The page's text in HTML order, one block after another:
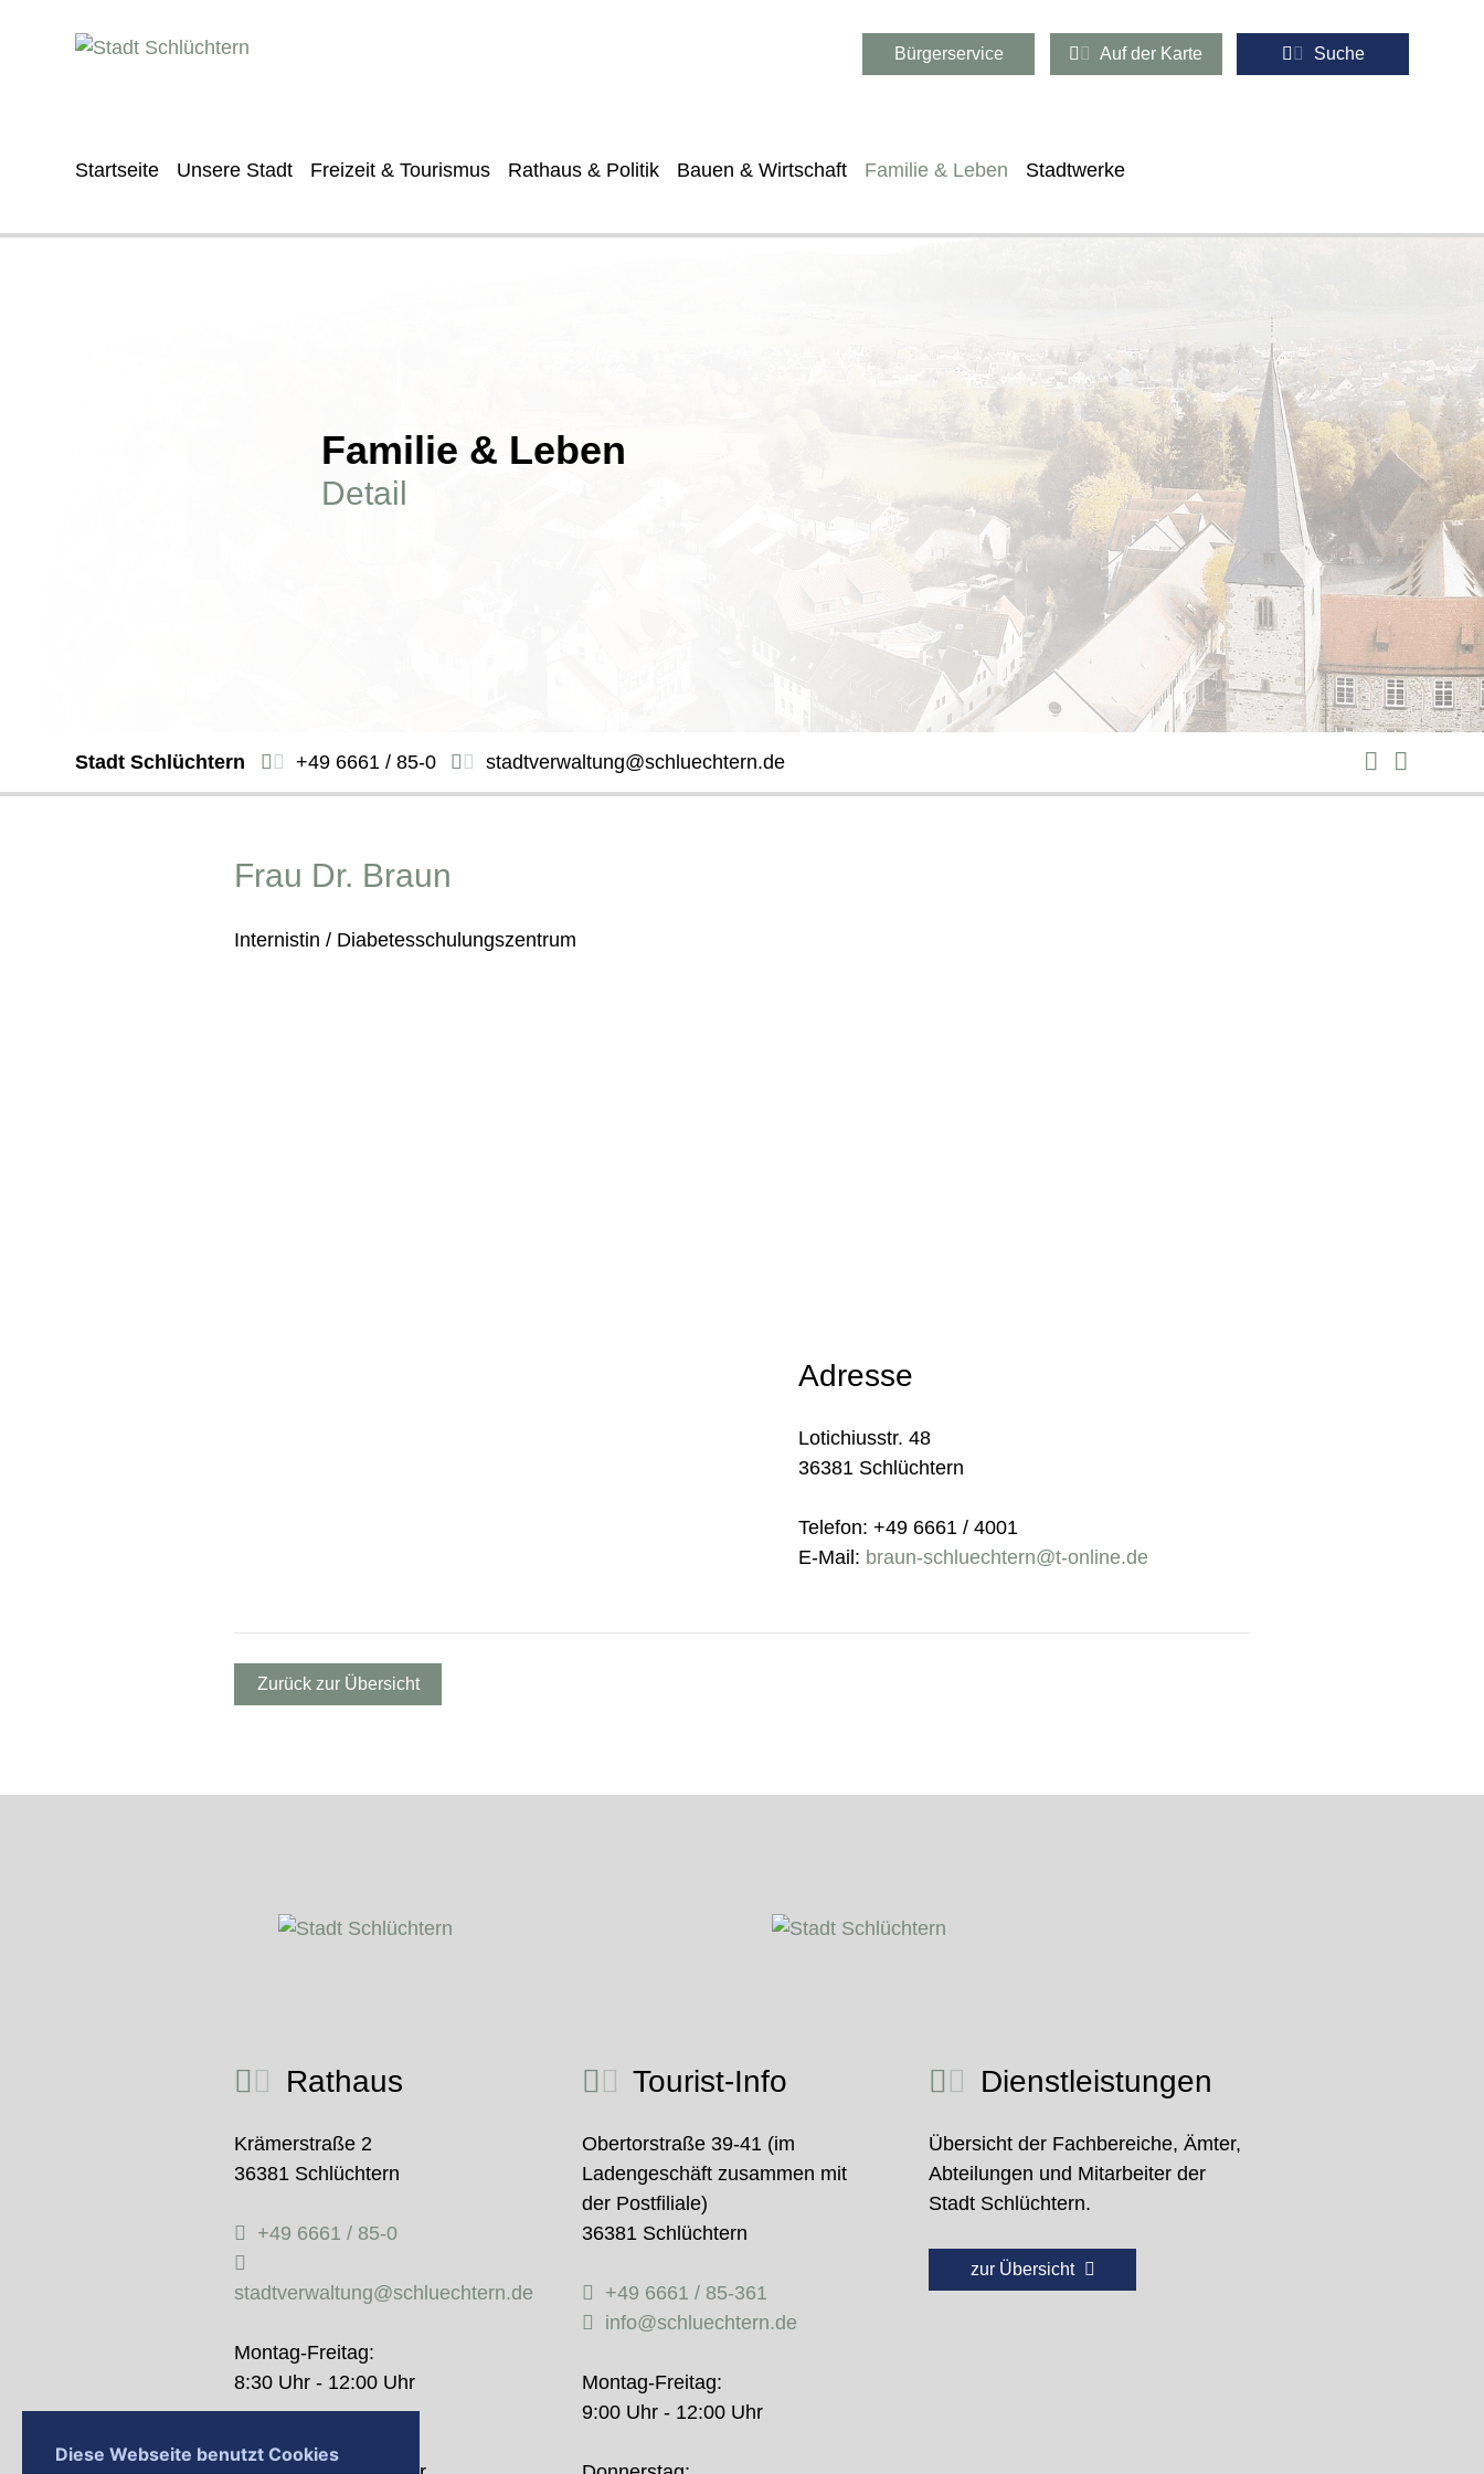
Bürgerservice Auf der Karte Suche
Startseite Unsere Stadt Freizeit & Tourismus Rathaus & Politik Bauen & Wirtschaft Familie & Leben Stadtwerke
Familie & Leben
Detail
Stadt Schlüchtern +49 6661 / 85-0 stadtverwaltung@schluechtern.de
Frau Dr. Braun
Internistin / Diabetesschulungszentrum
Adresse
Lotichiusstr. 48
36381 Schlüchtern
Telefon: +49 6661 / 4001
E-Mail: braun-schluechtern@t-online.de
Zurück zur Übersicht
Rathaus
Krämerstraße 2
36381 Schlüchtern
+49 6661 / 85-0
stadtverwaltung@schluechtern.de
Montag-Freitag:
8:30 Uhr - 12:00 Uhr
Donnerstag:
Tourist-Info
Obertorstraße 39-41 (im
Ladengeschäft zusammen mit
der Postfiliale)
36381 Schlüchtern
+49 6661 / 85-361
info@schluechtern.de
Montag-Freitag:
9:00 Uhr - 12:00 Uhr
Dienstleistungen
Übersicht der Fachbereiche, Ämter,
Abteilungen und Mitarbeiter der
Stadt Schlüchtern.
zur Übersicht
Diese Webseite benutzt Cookies